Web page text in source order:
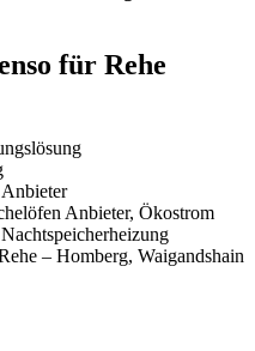
für Rehe
Anbieter, Ökostrom
– Homberg, Waigandshain